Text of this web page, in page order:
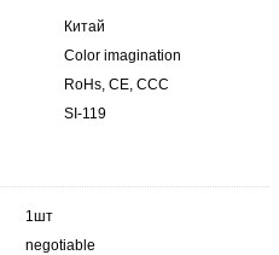
Китай
Color imagination
RoHs, CE, CCC
SI-119
1шт
negotiable